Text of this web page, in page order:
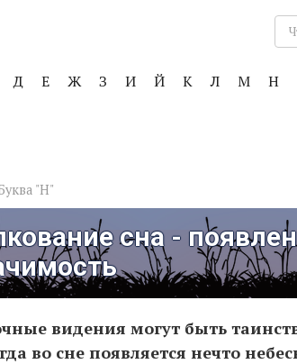
Д Е Ж З И Й К Л М Н
"Н"
сна -
видения могут быть
во сне появляется нечто